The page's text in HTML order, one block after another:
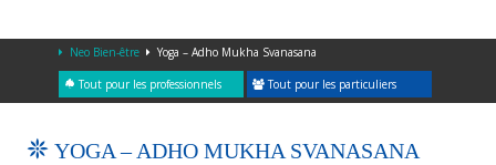
Neo Bien-être Yoga – Adho Mukha Svanasana
Tout pour les professionnels Tout pour les particuliers
YOGA – ADHO MUKHA SVANASANA